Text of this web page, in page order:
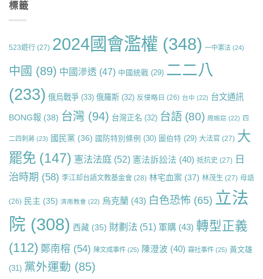
標籤
523遊行 (27) 2024國會濫權 (348) 一中憲法 (24)
中國 (89) 中國滲透 (47) 中國統戰 (29) 二二八
(233) 俄烏戰爭 (33) 俄羅斯 (32) 反侵略日 (26) 台中 (22) 台文通訊
BONG報 (38) 台灣 (94) 台灣正名 (32) 台語 (80) 周婉窈 (22) 四
二四刺蔣 (23) 國民黨 (36) 國防特別條例 (30) 圖伯特 (29) 大法官 (27) 大
罷免 (147) 憲法法庭 (52) 憲法訴訟法 (40) 抵抗史 (27) 日
治時期 (58) 李江却台語文教基金會 (28) 林宅血案 (37) 林茂生 (27) 母語
(26) 民主 (35) 濟南教會 (22) 烏克蘭 (43) 白色恐怖 (65) 立法
院 (308) 西藏 (35) 財劃法 (51) 軍購 (43) 轉型正義
(112) 鄭南榕 (54) 陳文成事件 (25) 陳澄波 (40) 霧社事件 (25) 黃文雄
(31) 黨外運動 (85)